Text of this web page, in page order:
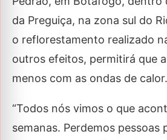
da Preguiça, na zona sul do
o reflorestamento realizado
outros efeitos, permitirá que
menos com as ondas de calor.
“Todos nós vimos o que
semanas. Perdemos pessoas